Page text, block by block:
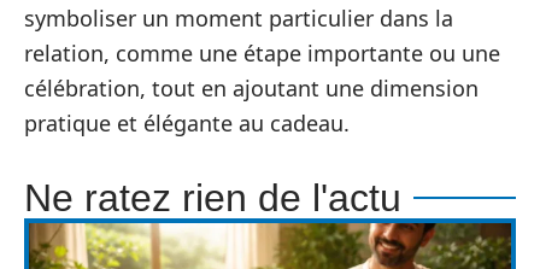
symboliser un moment particulier dans la
relation, comme une étape importante ou une
célébration, tout en ajoutant une dimension
pratique et élégante au cadeau.
Ne ratez rien de l'actu